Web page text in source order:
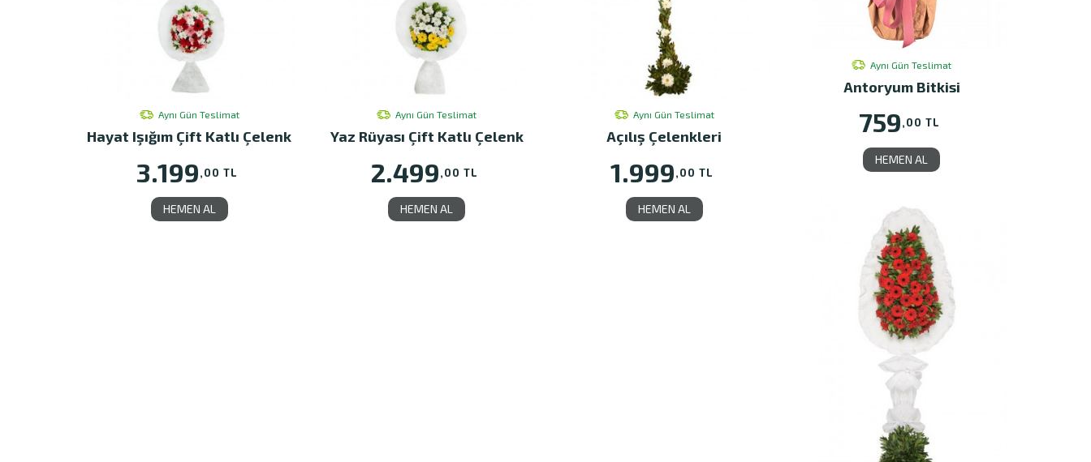
Aynı Gün Teslimat
Hayat Işığım Çift Katlı Çelenk
3.199,00 TL
HEMEN AL
Aynı Gün Teslimat
Yaz Rüyası Çift Katlı Çelenk
2.499,00 TL
HEMEN AL
Aynı Gün Teslimat
Açılış Çelenkleri
1.999,00 TL
HEMEN AL
Aynı Gün Teslimat
Antoryum Bitkisi
759,00 TL
HEMEN AL